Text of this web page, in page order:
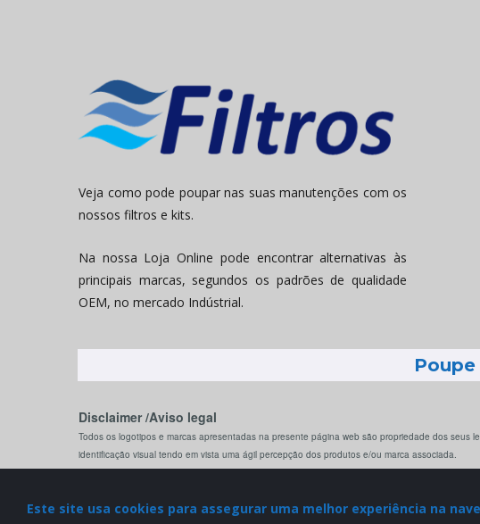
Veja como pode poupar nas suas manutenções com os
nossos filtros e kits.
Na nossa Loja Online pode encontrar alternativas às
principais marcas, segundos os padrões de qualidade
OEM, no mercado Indústrial.
Disclaimer /Aviso legal
Todos os logotipos e marcas apresentadas na presente página web são propriedade dos
identificação visual tendo em vista uma ágil percepção dos produtos e/ou marca associada.
© 2022 Filtros.pt. All Rights Reserved.
Este site usa cookies para assegurar uma melhor experiência na